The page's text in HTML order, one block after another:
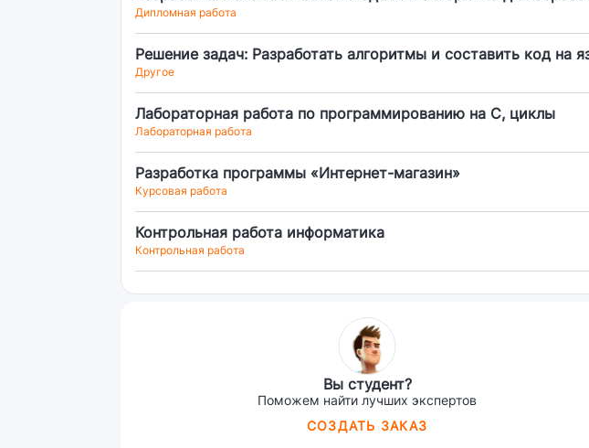
Дипломная работа
Решение задач: Разработать алгоритмы и составить код на
Другое
Лабораторная работа по программированию на С, циклы
Лабораторная работа
Разработка программы «Интернет-магазин»
Курсовая работа
Контрольная работа информатика
Контрольная работа
Вы студент?
Поможем найти лучших экспертов
СОЗДАТЬ ЗАКАЗ